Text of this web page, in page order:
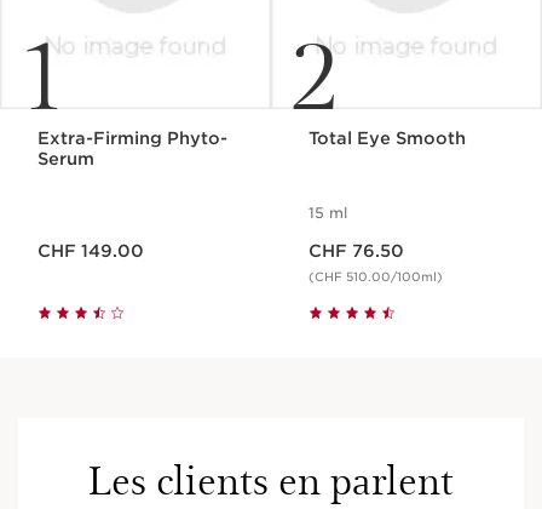
1
Extra-Firming Phyto-
Serum
CHF 149.00
2
Total Eye Smooth
15 ml
CHF 76.50
(CHF 510.00/100ml)
Les clients en parlent